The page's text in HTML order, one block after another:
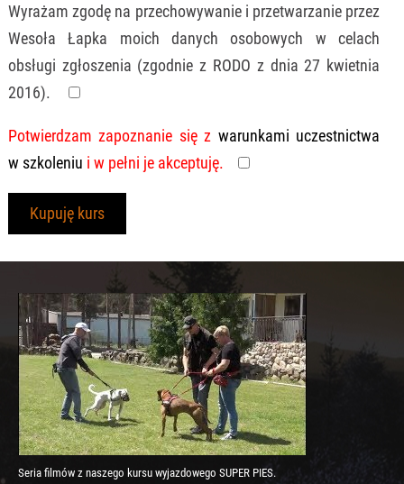
Imię psa
Rasa (typ)
Wiek
Waga
Płeć
Czy pies jest wykastrowany/suka
wysterylizowana?
Czy pies sprawia problemy
wychowawcze? Jeśli tak, proszę je
Wyrażam zgodę na przechowywanie i przetwarzanie przez
Wesoła Łapka moich danych osobowych w celach
obsługi zgłoszenia (zgodnie z RODO z dnia 27 kwietnia
2016).
Potwierdzam zapoznanie się z warunkami uczestnictwa
w szkoleniu i w pełni je akceptuję.
Kupuję kurs
Seria filmów z naszego kursu wyjazdowego SUPER PIES.